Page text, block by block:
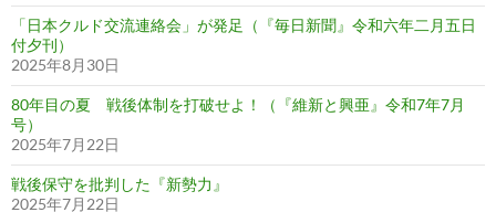
「日本クルド交流連絡会」が発足（『毎日新聞』令和六年二月五日
付夕刊）
2025年8月30日
80年目の夏 戦後体制を打破せよ！（『維新と興亜』令和7年7月
号）
2025年7月22日
戦後保守を批判した『新勢力』
2025年7月22日